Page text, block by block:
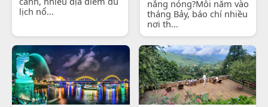
lịch nổ...
nắng nóng?Mỗi năm vào
tháng Bảy, báo chí nhiều
nơi th...